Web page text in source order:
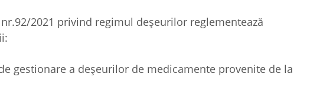
2021 privind regimul deșeurilor reglementează
a deșeurilor de medicamente provenite de la